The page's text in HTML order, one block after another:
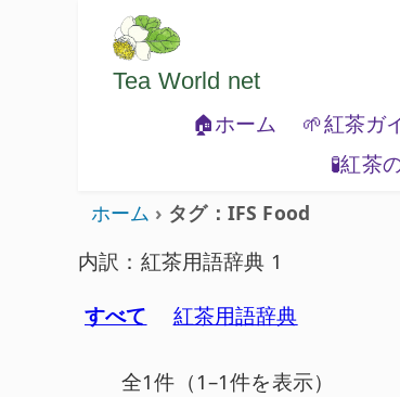
ようこそいらっしゃいました。
Tea World net
🏠ホーム
🌱紅茶ガ
🐾紅茶
🧪紅茶
ホーム タグ：IFS Food
内訳：紅茶用語辞典 1
すべて
紅茶用語辞典
全1件（1–1件を表示）